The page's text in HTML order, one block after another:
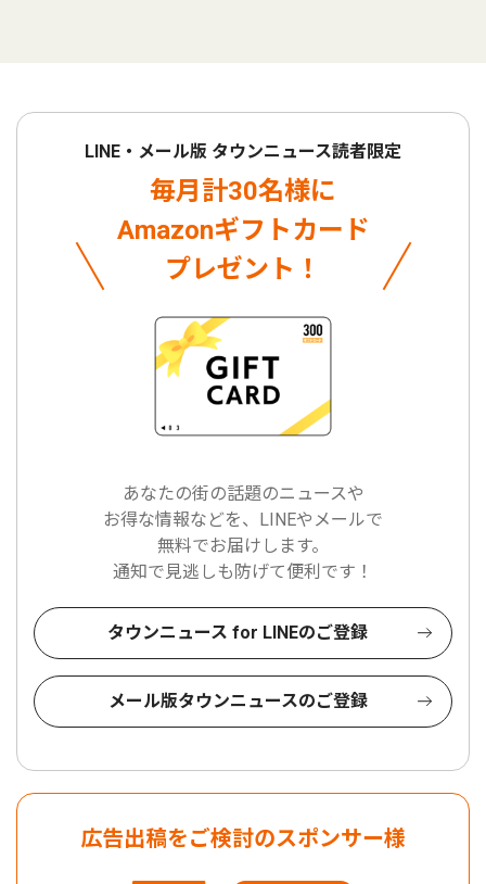
LINE・メール版 タウンニュース読者限定
毎月計30名様に
Amazonギフトカード
プレゼント！
あなたの街の話題のニュースや
お得な情報などを、LINEやメールで
無料でお届けします。
通知で見逃しも防げて便利です！
タウンニュース for LINEのご登録
メール版タウンニュースのご登録
広告出稿をご検討のスポンサー様